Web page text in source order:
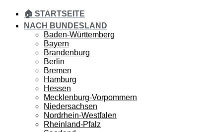
🏠 STARTSEITE
NACH BUNDESLAND
Baden-Württemberg
Bayern
Brandenburg
Berlin
Bremen
Hamburg
Hessen
Mecklenburg-Vorpommern
Niedersachsen
Nordrhein-Westfalen
Rheinland-Pfalz